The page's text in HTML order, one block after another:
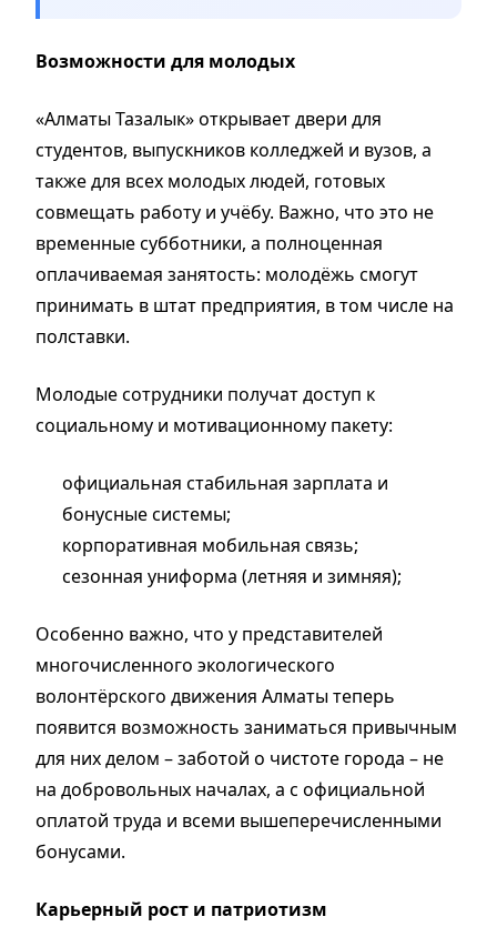
Возможности для молодых
«Алматы Тазалык» открывает двери для
студентов, выпускников колледжей и вузов, а
также для всех молодых людей, готовых
совмещать работу и учёбу. Важно, что это не
временные субботники, а полноценная
оплачиваемая занятость: молодёжь смогут
принимать в штат предприятия, в том числе на
полставки.
Молодые сотрудники получат доступ к
социальному и мотивационному пакету:
официальная стабильная зарплата и
бонусные системы;
корпоративная мобильная связь;
сезонная униформа (летняя и зимняя);
Особенно важно, что у представителей
многочисленного экологического
волонтёрского движения Алматы теперь
появится возможность заниматься привычным
для них делом – заботой о чистоте города – не
на добровольных началах, а с официальной
оплатой труда и всеми вышеперечисленными
бонусами.
Карьерный рост и патриотизм